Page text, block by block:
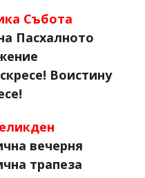
Събота
Пасхалното
Воистину
вечерня
трапеза